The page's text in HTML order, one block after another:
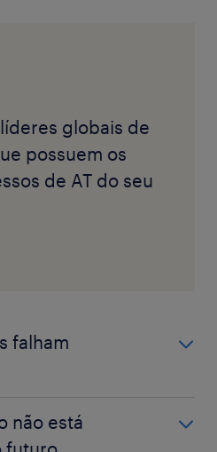
globais de
possuem os
de AT do seu
falham
novas contratações
não está